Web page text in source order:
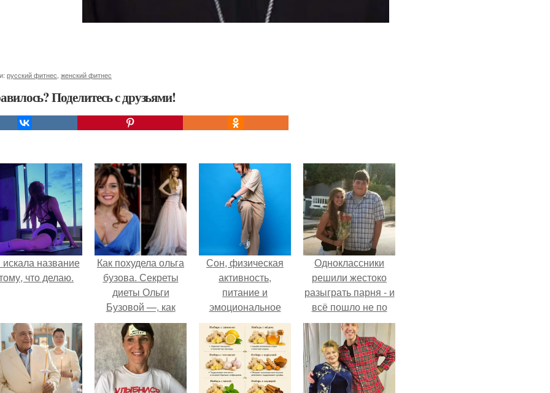
русский фитнес женский фитнес
Поделитесь с друзьями!
название
что делаю.
Как похудела ольга
бузова. Секреты
диеты Ольги
Бузовой —, как
питается
популярная
певица, модель,
ведущая ток-шоу?
Сон, физическая
активность,
питание и
эмоциональное
состояние!
Одноклассники
решили жестоко
разыграть парня - и
всё пошло не по
плану.